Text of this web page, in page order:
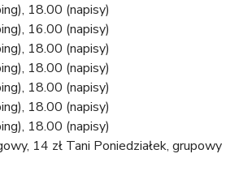
18.00 (napisy)
16.00 (napisy)
18.00 (napisy)
18.00 (napisy)
18.00 (napisy)
18.00 (napisy)
18.00 (napisy)
14 zł Tani Poniedziałek, grupowy